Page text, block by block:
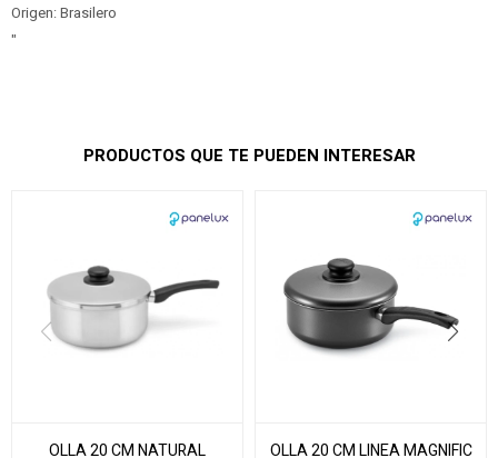
Origen: Brasilero
"
PRODUCTOS QUE TE PUEDEN INTERESAR
OLLA 20 CM NATURAL
OLLA 20 CM LINEA MAGNIFIC